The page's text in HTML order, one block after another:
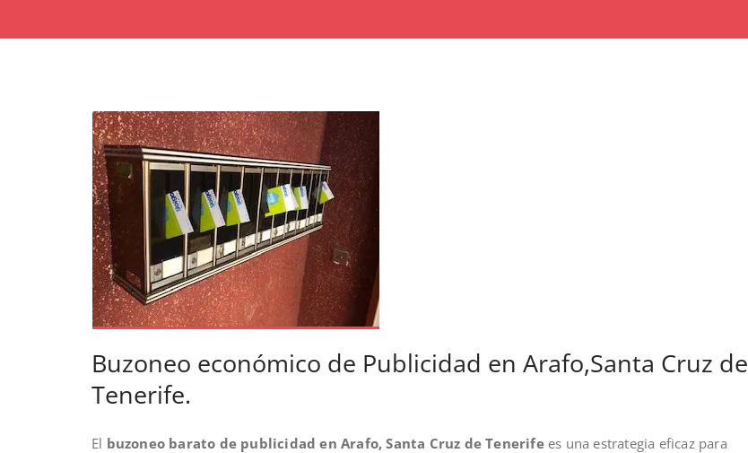
Buzoneo económico de Publicidad en Arafo,Santa Cruz de
Tenerife.
El buzoneo barato de publicidad en Arafo, Santa Cruz de Tenerifees una estrategia eficaz para